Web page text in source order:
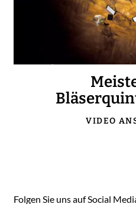
VIDEO
Folgen Sie uns auf Social